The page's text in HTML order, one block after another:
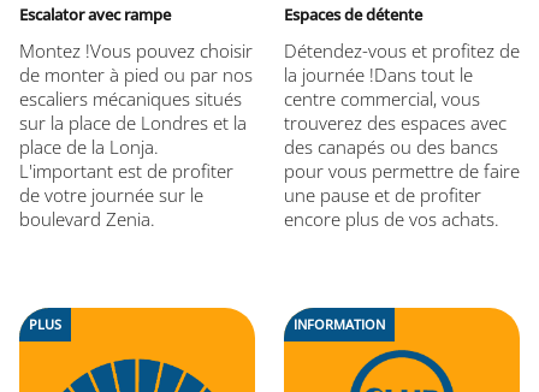
Escalator avec rampe
Montez !Vous pouvez choisir
de monter à pied ou par nos
escaliers mécaniques situés
sur la place de Londres et la
place de la Lonja.
L'important est de profiter
de votre journée sur le
boulevard Zenia.
Espaces de détente
Détendez-vous et profitez de
la journée !Dans tout le
centre commercial, vous
trouverez des espaces avec
des canapés ou des bancs
pour vous permettre de faire
une pause et de profiter
encore plus de vos achats.
PLUS INFORMATION